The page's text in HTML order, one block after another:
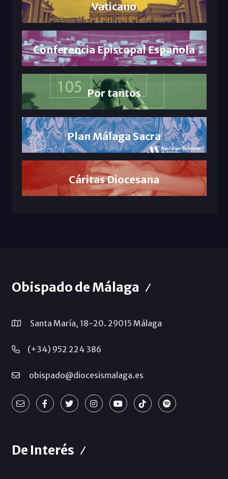
Vaticano
Conferencia Episcopal Española
Por tantos
Plan Málaga Sacra
Cáritas Diocesana
Obispado de Málaga
Santa María, 18-20. 29015 Málaga
(+34) 952 224 386
obispado@diocesismalaga.es
De Interés